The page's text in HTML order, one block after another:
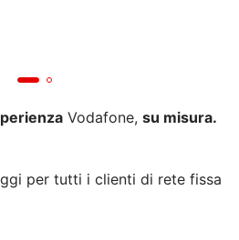
Vodafone, su misura.
per tutti i clienti di rete fissa